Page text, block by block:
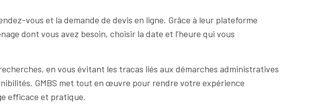
vous et la demande de devis en ligne. Grâce à leur plateforme
dont vous avez besoin, choisir la date et l’heure qui vous
en vous évitant les tracas liés aux démarches administratives
GMBS met tout en œuvre pour rendre votre expérience
efficace et pratique.